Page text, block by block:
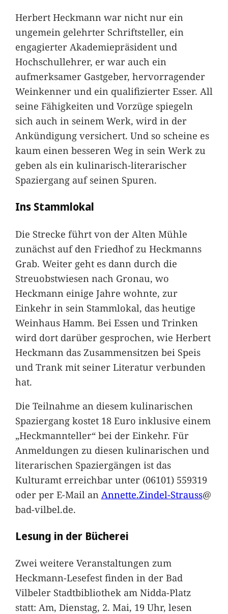
Herbert Heckmann war nicht nur ein
ungemein gelehrter Schriftsteller, ein
engagierter Akademiepräsident und
Hochschullehrer, er war auch ein
aufmerksamer Gastgeber, hervorragender
Weinkenner und ein qualifizierter Esser. All
seine Fähigkeiten und Vorzüge spiegeln
sich auch in seinem Werk, wird in der
Ankündigung versichert. Und so scheine es
kaum einen besseren Weg in sein Werk zu
geben als ein kulinarisch-literarischer
Spaziergang auf seinen Spuren.
Ins Stammlokal
Die Strecke führt von der Alten Mühle
zunächst auf den Friedhof zu Heckmanns
Grab. Weiter geht es dann durch die
Streuobstwiesen nach Gronau, wo
Heckmann einige Jahre wohnte, zur
Einkehr in sein Stammlokal, das heutige
Weinhaus Hamm. Bei Essen und Trinken
wird dort darüber gesprochen, wie Herbert
Heckmann das Zusammensitzen bei Speis
und Trank mit seiner Literatur verbunden
hat.
Die Teilnahme an diesem kulinarischen
Spaziergang kostet 18 Euro inklusive einem
„Heckmannteller“ bei der Einkehr. Für
Anmeldungen zu diesen kulinarischen und
literarischen Spaziergängen ist das
Kulturamt erreichbar unter (06101) 559319
oder per E-Mail an Annette.Zindel-Strauss@
bad-vilbel.de.
Lesung in der Bücherei
Zwei weitere Veranstaltungen zum
Heckmann-Lesefest finden in der Bad
Vilbeler Stadtbibliothek am Nidda-Platz
statt: Am, Dienstag, 2. Mai, 19 Uhr, lesen